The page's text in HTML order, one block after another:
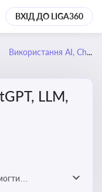
ВХІД ДО LIGA360
Використання AI, ChatGPT, LLM, чат-ботів в компаніях
LLM,